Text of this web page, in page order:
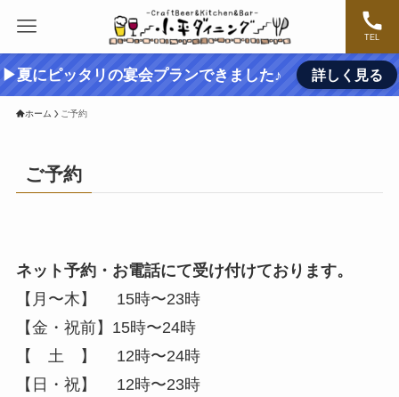
TEL
▶夏にピッタリの宴会プランできました♪ 詳しく見る
ホーム ご予約
ご予約
ネット予約・お電話にて受け付けております。
【月〜木】 15時〜23時
【金・祝前】15時〜24時
【 土 】 12時〜24時
【日・祝】 12時〜23時